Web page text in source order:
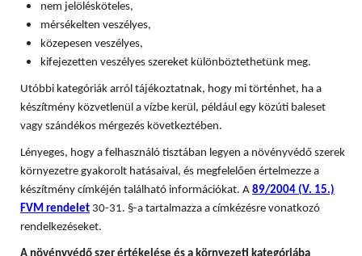
nem jelölésköteles,
mérsékelten veszélyes,
közepesen veszélyes,
kifejezetten veszélyes szereket különböztethetünk meg.
Utóbbi kategóriák arról tájékoztatnak, hogy mi történhet, ha a
készítmény közvetlenül a vízbe kerül, például egy közúti baleset
vagy szándékos mérgezés következtében.
Lényeges, hogy a felhasználó tisztában legyen a növényvédő szerek
környezetre gyakorolt hatásaival, és megfelelően értelmezze a
készítmény címkéjén található információkat. A 89/2004 (V. 15.)
FVM rendelet 30-31. §-a tartalmazza a címkézésre vonatkozó
rendelkezéseket.